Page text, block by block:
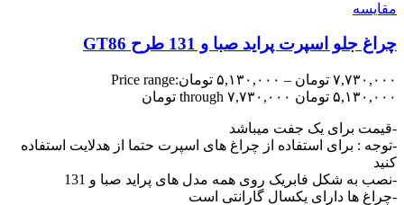
مقایسه
چراغ جلو اسپرت پراید صبا و 131 طرح GT86
۷,۷۳۰,۰۰۰ تومان – ۵,۱۳۰,۰۰۰ تومانPrice range:
۵,۱۳۰,۰۰۰ تومان through ۷,۷۳۰,۰۰۰ تومان
-قیمت برای یک جفت میباشد
-توجه : برای استفاده از چراغ های اسپرت حتما از هدلایت استفاده
کنید
-نصب به شکل فابریک روی همه مدل های پراید صبا و 131
-چراغ ها دارای یکسال گارانتی است